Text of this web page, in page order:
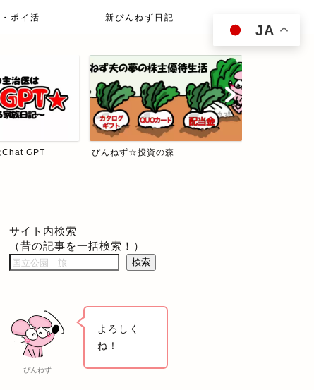
ポイ活 新ぴんねず日記
Chat GPT ぴんねず☆投資の森
サイト内検索
（昔の記事を一括検索！）
検索
ぴんねず
よろしく
ね！
JA